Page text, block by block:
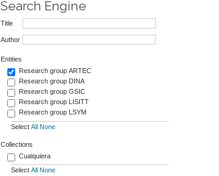
Search Engine
Title
Author
Entities
Research group ARTEC
Research group DINA
Research group GSIC
Research group LISITT
Research group LSYM
Select All None
Collections
Cualquiera
Select All None